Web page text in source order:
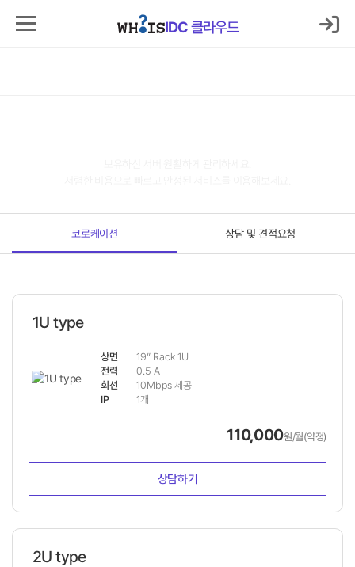
IDC클라우드
서버호스팅코로케이션클라우드보안매니지먼트고객지원센터
로그인 마이IDC
IDC클라우드
코로케이션 상담 및 견적요청
1U type
상면
19” Rack 1U
전력
0.5 A
회선
10Mbps 제공
IP
1개
110,000원/월(약정)
상담하기
2U type